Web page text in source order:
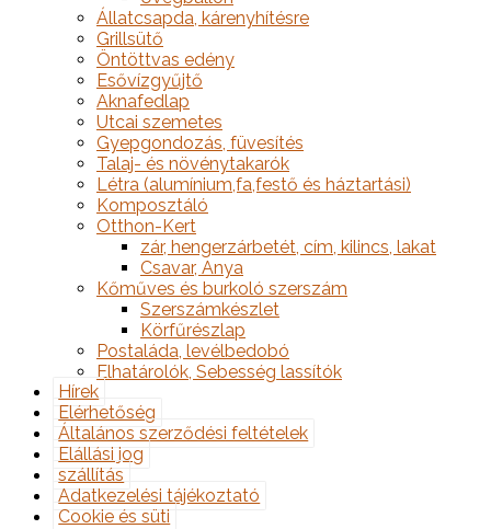
Állatcsapda, kárenyhítésre
Grillsütő
Öntöttvas edény
Esővízgyűjtő
Aknafedlap
Utcai szemetes
Gyepgondozás, füvesítés
Talaj- és növénytakarók
Létra (alumínium,fa,festő és háztartási)
Komposztáló
Otthon-Kert
zár, hengerzárbetét, cím, kilincs, lakat
Csavar, Anya
Kőműves és burkoló szerszám
Szerszámkészlet
Körfűrészlap
Postaláda, levélbedobó
Elhatárolók, Sebesség lassítók
Hírek
Elérhetőség
Általános szerződési feltételek
Elállási jog
szállítás
Adatkezelési tájékoztató
Cookie és süti